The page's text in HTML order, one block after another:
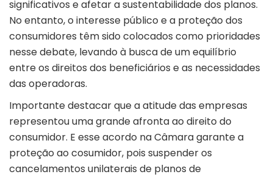
significativos e afetar a sustentabilidade dos planos.
No entanto, o interesse público e a proteção dos
consumidores têm sido colocados como prioridades
nesse debate, levando à busca de um equilíbrio
entre os direitos dos beneficiários e as necessidades
das operadoras.
Importante destacar que a atitude das empresas
representou uma grande afronta ao direito do
consumidor. E esse acordo na Câmara garante a
proteção ao cosumidor, pois suspender os
cancelamentos unilaterais de planos de